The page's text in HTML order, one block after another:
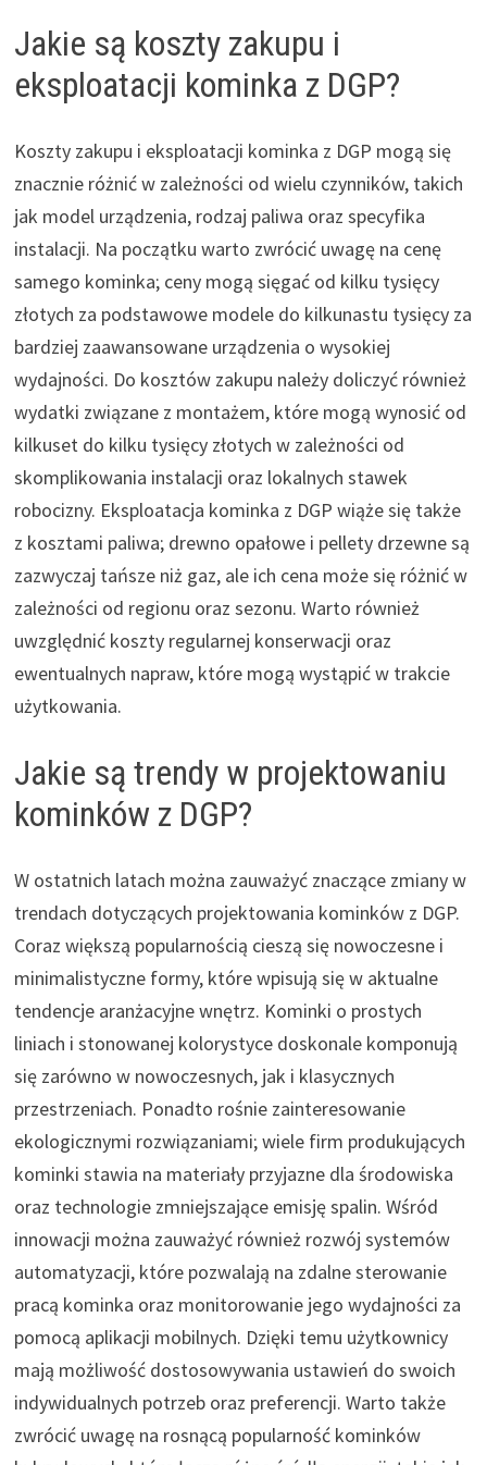
Jakie są koszty zakupu i
eksploatacji kominka z DGP?
Koszty zakupu i eksploatacji kominka z DGP mogą się
znacznie różnić w zależności od wielu czynników, takich
jak model urządzenia, rodzaj paliwa oraz specyfika
instalacji. Na początku warto zwrócić uwagę na cenę
samego kominka; ceny mogą sięgać od kilku tysięcy
złotych za podstawowe modele do kilkunastu tysięcy za
bardziej zaawansowane urządzenia o wysokiej
wydajności. Do kosztów zakupu należy doliczyć również
wydatki związane z montażem, które mogą wynosić od
kilkuset do kilku tysięcy złotych w zależności od
skomplikowania instalacji oraz lokalnych stawek
robocizny. Eksploatacja kominka z DGP wiąże się także
z kosztami paliwa; drewno opałowe i pellety drzewne są
zazwyczaj tańsze niż gaz, ale ich cena może się różnić w
zależności od regionu oraz sezonu. Warto również
uwzględnić koszty regularnej konserwacji oraz
ewentualnych napraw, które mogą wystąpić w trakcie
użytkowania.
Jakie są trendy w projektowaniu
kominków z DGP?
W ostatnich latach można zauważyć znaczące zmiany w
trendach dotyczących projektowania kominków z DGP.
Coraz większą popularnością cieszą się nowoczesne i
minimalistyczne formy, które wpisują się w aktualne
tendencje aranżacyjne wnętrz. Kominki o prostych
liniach i stonowanej kolorystyce doskonale komponują
się zarówno w nowoczesnych, jak i klasycznych
przestrzeniach. Ponadto rośnie zainteresowanie
ekologicznymi rozwiązaniami; wiele firm produkujących
kominki stawia na materiały przyjazne dla środowiska
oraz technologie zmniejszające emisję spalin. Wśród
innowacji można zauważyć również rozwój systemów
automatyzacji, które pozwalają na zdalne sterowanie
pracą kominka oraz monitorowanie jego wydajności za
pomocą aplikacji mobilnych. Dzięki temu użytkownicy
mają możliwość dostosowywania ustawień do swoich
indywidualnych potrzeb oraz preferencji. Warto także
zwrócić uwagę na rosnącą popularność kominków